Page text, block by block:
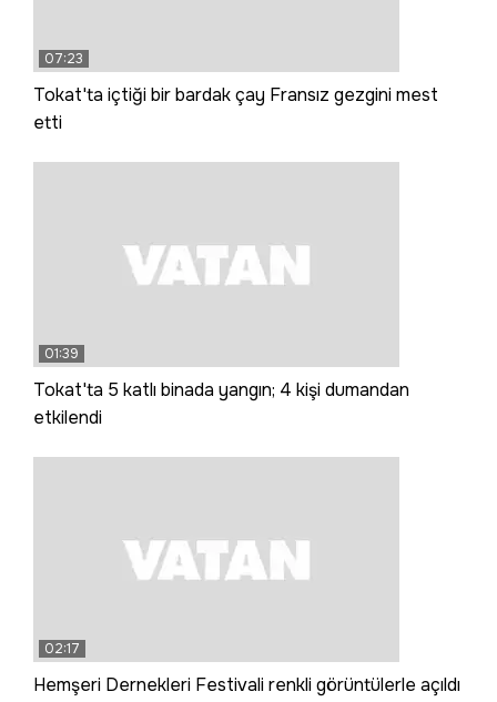
07:23
Tokat'ta içtiği bir bardak çay Fransız gezgini mest
etti
01:39
Tokat'ta 5 katlı binada yangın; 4 kişi dumandan
etkilendi
02:17
Hemşeri Dernekleri Festivali renkli görüntülerle açıldı